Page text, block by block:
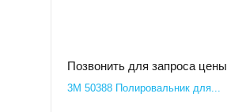
Позвонить для запроса цены
3M 50388 Полировальник для...